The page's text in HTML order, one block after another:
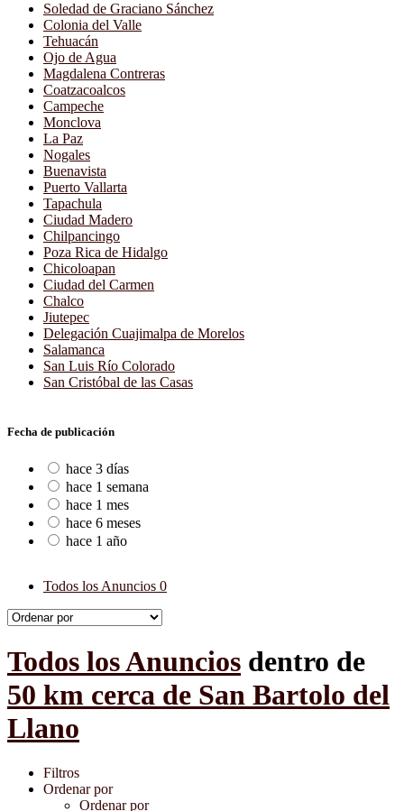
Soledad de Graciano Sánchez
Colonia del Valle
Tehuacán
Ojo de Agua
Magdalena Contreras
Coatzacoalcos
Campeche
Monclova
La Paz
Nogales
Buenavista
Puerto Vallarta
Tapachula
Ciudad Madero
Chilpancingo
Poza Rica de Hidalgo
Chicoloapan
Ciudad del Carmen
Chalco
Jiutepec
Delegación Cuajimalpa de Morelos
Salamanca
San Luis Río Colorado
San Cristóbal de las Casas
Fecha de publicación
hace 3 días
hace 1 semana
hace 1 mes
hace 6 meses
hace 1 año
Todos los Anuncios 0
Todos los Anuncios dentro de
50 km cerca de San Bartolo del
Llano
Filtros
Ordenar por
Ordenar por